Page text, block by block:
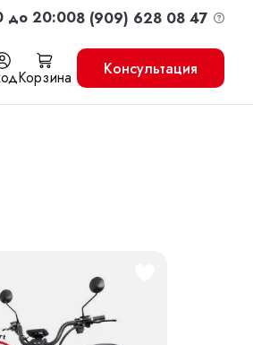
до 20:008 (909) 628 08 47
Корзина Консультация